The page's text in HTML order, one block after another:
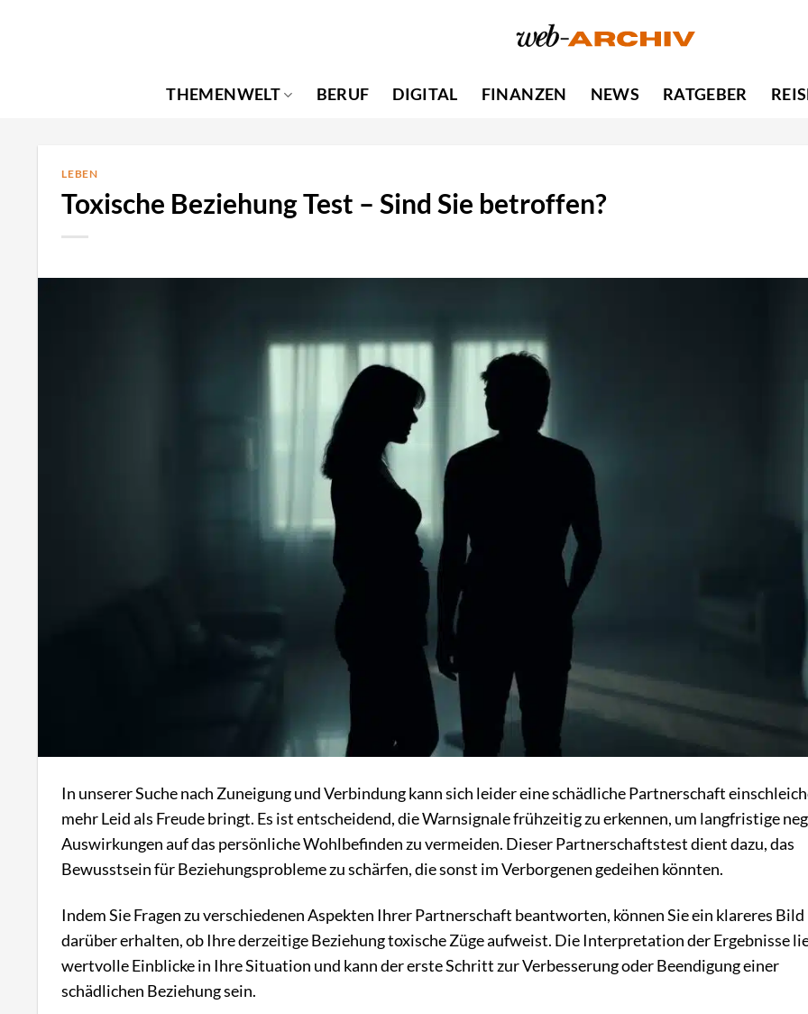
THEMENWELT
BERUF DIGITAL FINANZEN NEWS RATGEBER
LEBEN
Toxische Beziehung Test – Sind Sie betroffen?
In unserer Suche nach Zuneigung und Verbindung kann sich leider eine schädliche Partnerschaft
mehr Leid als Freude bringt. Es ist entscheidend, die Warnsignale frühzeitig zu erkennen, um langfristige
Auswirkungen auf das persönliche Wohlbefinden zu vermeiden. Dieser Partnerschaftstest dient dazu, das
Bewusstsein für Beziehungsprobleme zu schärfen, die sonst im Verborgenen gedeihen könnten.
Indem Sie Fragen zu verschiedenen Aspekten Ihrer Partnerschaft beantworten, können Sie ein klareres Bild
darüber erhalten, ob Ihre derzeitige Beziehung toxische Züge aufweist. Die Interpretation der Ergebnisse
wertvolle Einblicke in Ihre Situation und kann der erste Schritt zur Verbesserung oder Beendigung einer
schädlichen Beziehung sein.